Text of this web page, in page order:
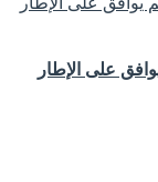
على الإطار